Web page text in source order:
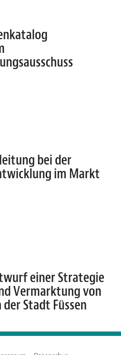
bei der
im Markt
einer Strategie
Vermarktung von
Stadt Füssen